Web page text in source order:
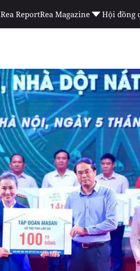
Rea ReportRea Magazine Hội đồng